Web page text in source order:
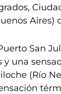
Aires)
San
y una
(Río